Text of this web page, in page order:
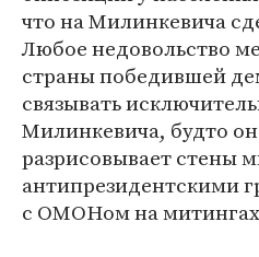
что на Милинкевича
Любое недовольство
страны победившей
связывать
Милинкевича, будто
разрисовывает стены
антипрезидентскими
с ОМОНом на